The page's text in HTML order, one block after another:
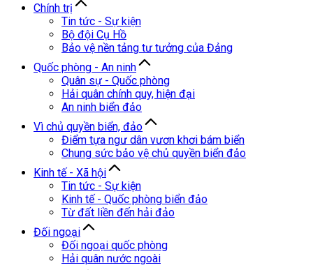
Chính trị
Tin tức - Sự kiện
Bộ đội Cụ Hồ
Bảo vệ nền tảng tư tưởng của Đảng
Quốc phòng - An ninh
Quân sự - Quốc phòng
Hải quân chính quy, hiện đại
An ninh biển đảo
Vì chủ quyền biển, đảo
Điểm tựa ngư dân vươn khơi bám biển
Chung sức bảo vệ chủ quyền biển đảo
Kinh tế - Xã hội
Tin tức - Sự kiện
Kinh tế - Quốc phòng biển đảo
Từ đất liền đến hải đảo
Đối ngoại
Đối ngoại quốc phòng
Hải quân nước ngoài